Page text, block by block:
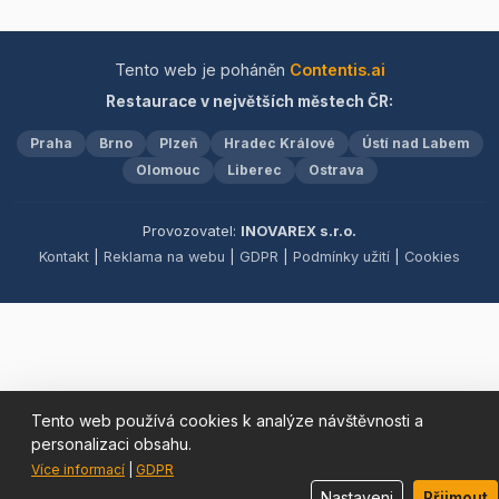
Tento web používá cookies k analýze návštěvnosti a
personalizaci obsahu.
Více informací GDPR
u nás cítili jako doma a
bowlingové dráhy, které
všechny generace.
Tento web je poháněn Contentis.ai
Restaurace v největších městech ČR:
Praha Brno Plzeň Hradec Králové
Ústí nad Labem
Olomouc
Liberec Ostrava
Provozovatel: INOVAREX s.r.o.
Kontakt
Reklama na webu GDPR Podmínky užití Cookies